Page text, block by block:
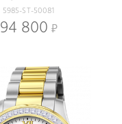
5985-ST-50081
94 800